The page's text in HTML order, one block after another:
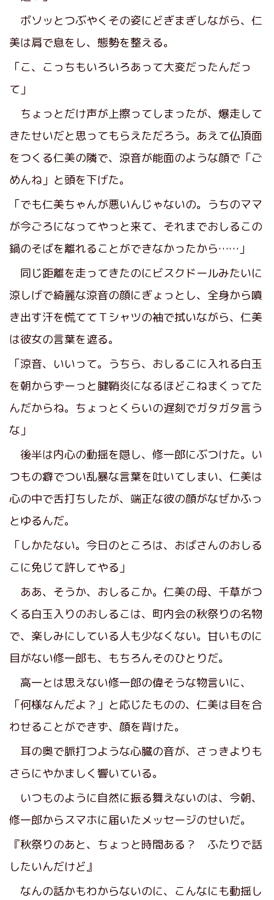
ボソッとつぶやくその姿にどぎまぎしながら、仁
美は肩で息をし、態勢を整える。
「こ、こっちもいろいろあって大変だったんだっ
て」
ちょっとだけ声が上擦ってしまったが、爆走して
きたせいだと思ってもらえただろう。あえて仏頂面
をつくる仁美の隣で、涼音が能面のような顔で「ご
めんね」と頭を下げた。
「でも仁美ちゃんが悪いんじゃないの。うちのママ
が今ごろになってやっと来て、それまでおしるこの
鍋のそばを離れることができなかったから……」
同じ距離を走ってきたのにビスクドールみたいに
涼しげで綺麗な涼音の顔にぎょっとし、全身から噴
き出す汗を慌ててＴシャツの袖で拭いながら、仁美
は彼女の言葉を遮る。
「涼音、いいって。うちら、おしるこに入れる白玉
を朝からずーっと腱鞘炎になるほどこねまくってた
んだからね。ちょっとくらいの遅刻でガタガタ言う
な」
後半は内心の動揺を隠し、修一郎にぶつけた。い
つもの癖でつい乱暴な言葉を吐いてしまい、仁美は
心の中で舌打ちしたが、端正な彼の顔がなぜかふっ
とゆるんだ。
「しかたない。今日のところは、おばさんのおしる
こに免じて許してやる」
ああ、そうか、おしるこか。仁美の母、千草がつ
くる白玉入りのおしるこは、町内会の秋祭りの名物
で、楽しみにしている人も少なくない。甘いものに
目がない修一郎も、もちろんそのひとりだ。
高一とは思えない修一郎の偉そうな物言いに、
「何様なんだよ？」と応じたものの、仁美は目を合
わせることができず、顔を背けた。
耳の奥で脈打つような心臓の音が、さっきよりも
さらにやかましく響いている。
いつものように自然に振る舞えないのは、今朝、
修一郎からスマホに届いたメッセージのせいだ。
『秋祭りのあと、ちょっと時間ある？ ふたりで話
したいんだけど』
なんの話かもわからないのに、こんなにも動揺し